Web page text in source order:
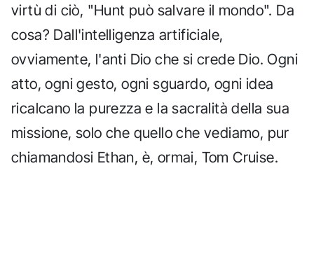
virtù di ciò, "Hunt può salvare il mondo". Da
cosa? Dall'intelligenza artificiale,
ovviamente, l'anti Dio che si crede Dio. Ogni
atto, ogni gesto, ogni sguardo, ogni idea
ricalcano la purezza e la sacralità della sua
missione, solo che quello che vediamo, pur
chiamandosi Ethan, è, ormai, Tom Cruise.